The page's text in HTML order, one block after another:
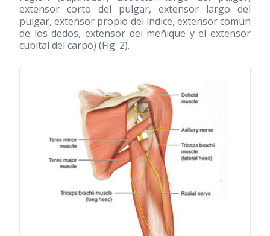
extensor corto del pulgar, extensor largo del
pulgar, extensor propio del índice, extensor común
de los dedos, extensor del meñique y el extensor
cubital del carpo) (Fig. 2).